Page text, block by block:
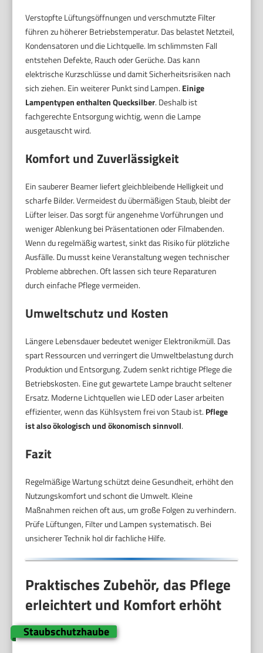
Verstopfte Lüftungsöffnungen und verschmutzte Filter
führen zu höherer Betriebstemperatur. Das belastet Netzteil,
Kondensatoren und die Lichtquelle. Im schlimmsten Fall
entstehen Defekte, Rauch oder Gerüche. Das kann
elektrische Kurzschlüsse und damit Sicherheitsrisiken nach
sich ziehen. Ein weiterer Punkt sind Lampen. Einige
Lampentypen enthalten Quecksilber. Deshalb ist
fachgerechte Entsorgung wichtig, wenn die Lampe
ausgetauscht wird.
Komfort und Zuverlässigkeit
Ein sauberer Beamer liefert gleichbleibende Helligkeit und
scharfe Bilder. Vermeidest du übermäßigen Staub, bleibt der
Lüfter leiser. Das sorgt für angenehme Vorführungen und
weniger Ablenkung bei Präsentationen oder Filmabenden.
Wenn du regelmäßig wartest, sinkt das Risiko für plötzliche
Ausfälle. Du musst keine Veranstaltung wegen technischer
Probleme abbrechen. Oft lassen sich teure Reparaturen
durch einfache Pflege vermeiden.
Umweltschutz und Kosten
Längere Lebensdauer bedeutet weniger Elektronikmüll. Das
spart Ressourcen und verringert die Umweltbelastung durch
Produktion und Entsorgung. Zudem senkt richtige Pflege die
Betriebskosten. Eine gut gewartete Lampe braucht seltener
Ersatz. Moderne Lichtquellen wie LED oder Laser arbeiten
effizienter, wenn das Kühlsystem frei von Staub ist. Pflege
ist also ökologisch und ökonomisch sinnvoll.
Fazit
Regelmäßige Wartung schützt deine Gesundheit, erhöht den
Nutzungskomfort und schont die Umwelt. Kleine
Maßnahmen reichen oft aus, um große Folgen zu verhindern.
Prüfe Lüftungen, Filter und Lampen systematisch. Bei
unsicherer Technik hol dir fachliche Hilfe.
Praktisches Zubehör, das Pflege
erleichtert und Komfort erhöht
Staubschutzhaube